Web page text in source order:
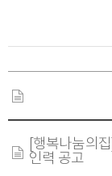
[행복나눔의
인력 공고